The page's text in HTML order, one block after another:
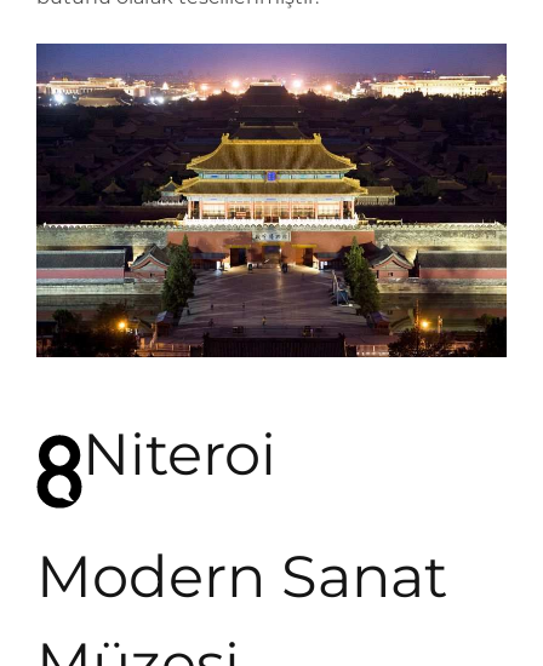
Niteroi
Modern Sanat